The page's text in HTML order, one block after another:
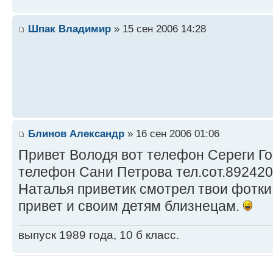
Шпак Владимир » 15 сен 2006 14:28
Блинов Александр » 16 сен 2006 01:06
Привет Володя вот телефон Сереги
телефон Сани Петрова
Наталья приветик смотрел твои
привет и своим детям близнецам.
выпуск 1989 года, 10 б класс.